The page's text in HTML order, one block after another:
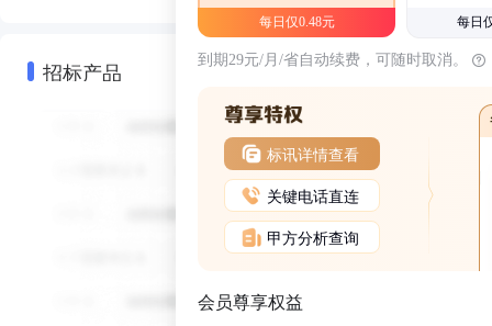
招标产品
每日仅0.48元 每日
到期29元/月/省自动续费，可随时取消。
标讯详情查看
关键电话直连
甲方分析查询
会员尊享权益